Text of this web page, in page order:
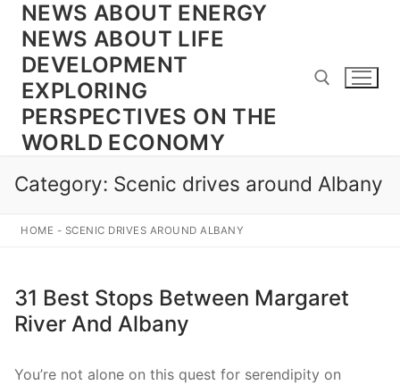
Skip
content
NEWS ABOUT ENERGY
NEWS ABOUT LIFE
DEVELOPMENT
EXPLORING
PERSPECTIVES ON THE
WORLD ECONOMY
Search for:
Category: Scenic drives around Albany
HOME - SCENIC DRIVES AROUND ALBANY
31 Best Stops Between Margaret
River And Albany
You’re not alone on this quest for serendipity on